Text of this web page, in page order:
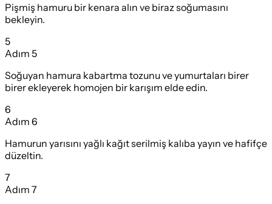
Pişmiş hamuru bir kenara alın ve biraz soğumasını
bekleyin.
5
Adım 5
Soğuyan hamura kabartma tozunu ve yumurtaları birer
birer ekleyerek homojen bir karışım elde edin.
6
Adım 6
Hamurun yarısını yağlı kağıt serilmiş kalıba yayın ve hafifçe
düzeltin.
7
Adım 7